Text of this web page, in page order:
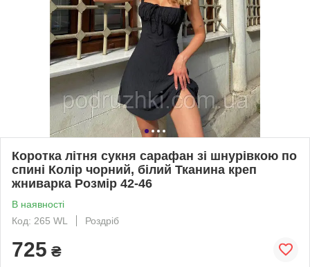
Коротка літня сукня сарафан зі шнурівкою по
спині Колір чорний, білий Тканина креп
жниварка Розмір 42-46
В наявності
Код: 265 WL
Роздріб
725 ₴